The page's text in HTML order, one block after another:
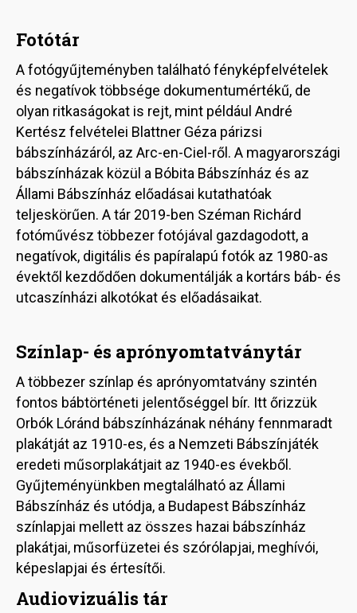
Fotótár
A fotógyűjteményben található fényképfelvételek
és negatívok többsége dokumentumértékű, de
olyan ritkaságokat is rejt, mint például André
Kertész felvételei Blattner Géza párizsi
bábszínházáról, az Arc-en-Ciel-ről. A magyarországi
bábszínházak közül a Bóbita Bábszínház és az
Állami Bábszínház előadásai kutathatóak
teljeskörűen. A tár 2019-ben Széman Richárd
fotóművész többezer fotójával gazdagodott, a
negatívok, digitális és papíralapú fotók az 1980-as
évektől kezdődően dokumentálják a kortárs báb- és
utcaszínházi alkotókat és előadásaikat.
Színlap- és aprónyomtatványtár
A többezer színlap és aprónyomtatvány szintén
fontos bábtörténeti jelentőséggel bír. Itt őrizzük
Orbók Lóránd bábszínházának néhány fennmaradt
plakátját az 1910-es, és a Nemzeti Bábszínjáték
eredeti műsorplakátjait az 1940-es évekből.
Gyűjteményünkben megtalálható az Állami
Bábszínház és utódja, a Budapest Bábszínház
színlapjai mellett az összes hazai bábszínház
plakátjai, műsorfüzetei és szórólapjai, meghívói,
képeslapjai és értesítői.
Audiovizuális tár